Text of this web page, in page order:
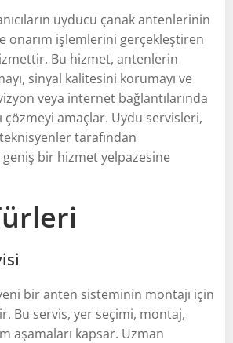
uyducu çanak antenlerinin
onarım işlemlerini gerçekleştiren
Bu hizmet, antenlerin
sinyal kalitesini korumayı ve
veya internet bağlantılarında
çözmeyi amaçlar. Uydu servisleri,
tarafından
bir hizmet yelpazesine
bir anten sisteminin montajı için
Bu servis, yer seçimi, montaj,
aşamaları kapsar. Uzman